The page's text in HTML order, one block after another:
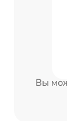
Вы